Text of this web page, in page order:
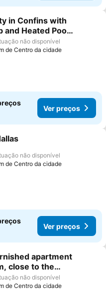
aos favoritos
in Confins with
and Heated Pool
Airport
não disponível
de Centro da cidade
Ver preços
aos favoritos
não disponível
de Centro da cidade
Ver preços
aos favoritos
apartment
close to the
não disponível
de Centro da cidade